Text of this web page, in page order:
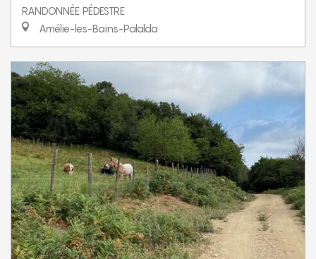
RANDONNÉE PÉDESTRE
Amélie-les-Bains-Palalda